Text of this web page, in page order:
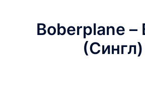
Boberplane –
(Сингл)